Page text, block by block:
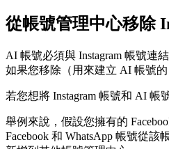
從帳號管理中心移除
AI 帳號必須與 Instagram 帳號連
如果您移除（用來建立 AI 帳號的
若您想將 Instagram 帳號和 AI 帳
舉例來說，假設您擁有的
Facebook 和 WhatsApp 帳號從